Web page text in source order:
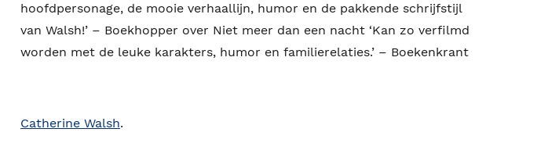
hoofdpersonage, de mooie verhaallijn, humor en de pakkende schrijfstijl
van Walsh!’ – Boekhopper over Niet meer dan een nacht ‘Kan zo verfilmd
worden met de leuke karakters, humor en familierelaties.’ – Boekenkrant
Catherine Walsh.